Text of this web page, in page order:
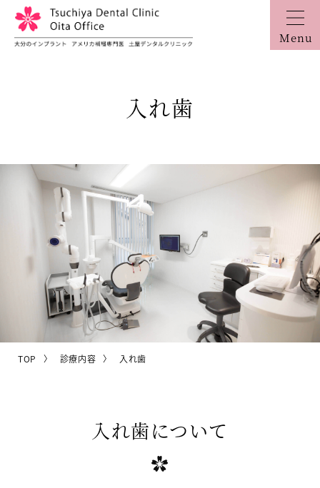
Menu
入れ歯
TOP 診療内容 入れ歯
入れ歯について